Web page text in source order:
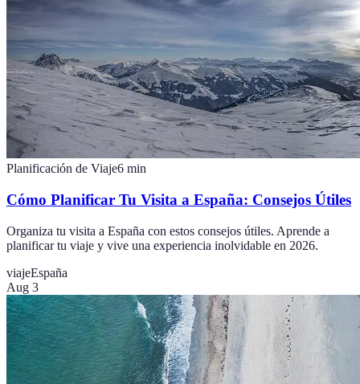
Planificación de Viaje6 min
Cómo Planificar Tu Visita a España: Consejos Útiles
Organiza tu visita a España con estos consejos útiles. Aprende a
planificar tu viaje y vive una experiencia inolvidable en 2026.
viajeEspaña
Aug 3